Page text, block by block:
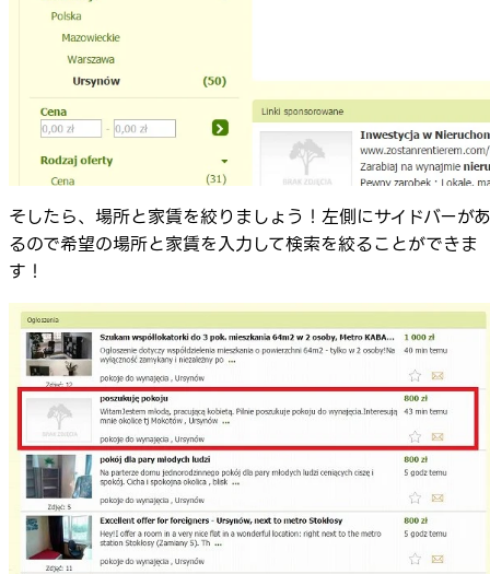
そしたら、場所と家賃を絞りましょう！左側にサイドバーがあ
るので希望の場所と家賃を入力して検索を絞ることができま
す！